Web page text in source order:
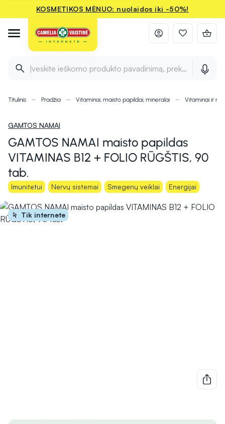
KOSMETIKOS MĖNUO: nuolaidos iki -50%!
Įveskite ieškomo produkto pavadinimą, prekės ženklą ir
Titulinis Pradžia Vitaminai, maisto papildai, mineralai Vitaminai ir
GAMTOS NAMAI
GAMTOS NAMAI maisto papildas
VITAMINAS B12 + FOLIO RŪGŠTIS, 90
tab.
Imunitetui Nervų sistemai Smegenų veiklai Energijai
Tik internete